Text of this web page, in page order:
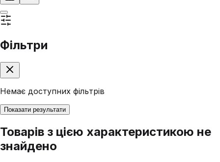
Фільтри
Немає доступних фільтрів
Показати результати
Товарів з цією характеристикою не
знайдено